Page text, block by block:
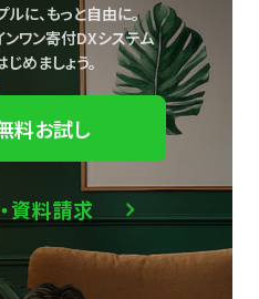
に、もっと自由に。
ワン寄付DXシステム
めましょう。
料お試し
資料請求